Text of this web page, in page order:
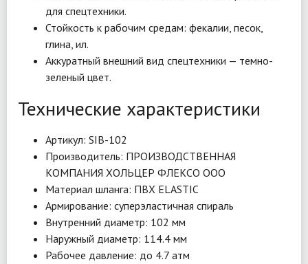
для спецтехники.
Стойкость к рабочим средам: фекалии, песок,
глина, ил.
Аккуратный внешний вид спецтехники — темно-
зеленый цвет.
Технические характеристики
Артикул: SIB-102
Производитель: ПРОИЗВОДСТВЕННАЯ
КОМПАНИЯ ХОЛЬЦЕР ФЛЕКСО ООО
Материал шланга: ПВХ ELASTIC
Армирование: суперэластичная спираль
Внутренний диаметр: 102 мм
Наружный диаметр: 114.4 мм
Рабочее давление: до 4.7 атм